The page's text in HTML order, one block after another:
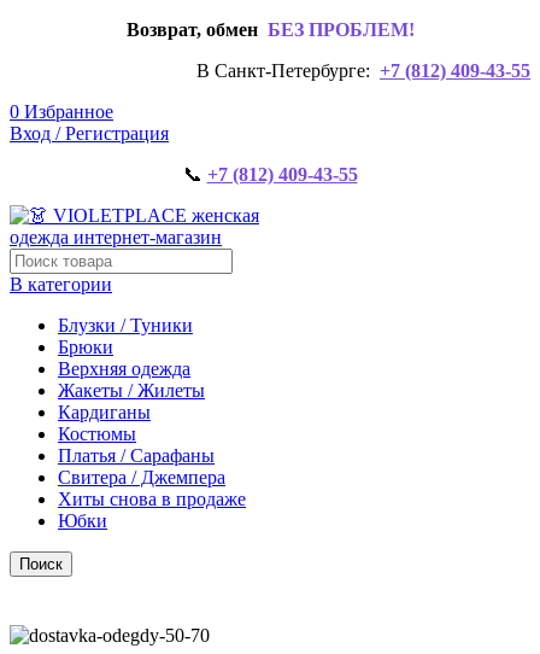
Возврат, обмен БЕЗ ПРОБЛЕМ!
В Санкт-Петербурге: +7 (812) 409-43-55
0 Избранное
Вход / Регистрация
📞 +7 (812) 409-43-55
В категории
Блузки / Туники
Брюки
Верхняя одежда
Жакеты / Жилеты
Кардиганы
Костюмы
Платья / Сарафаны
Свитера / Джемпера
Хиты снова в продаже
Юбки
Поиск